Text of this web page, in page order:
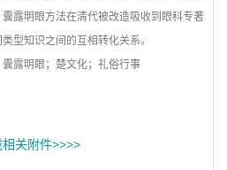
露明眼方法在清代被改造吸收到眼科专著
型知识之间的互相转化关系。
露明眼；楚文化；礼俗行事
关附件>>>>